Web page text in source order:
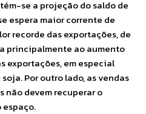
se a projeção do saldo de
espera maior corrente de
recorde das exportações, de
principalmente ao aumento
exportações, em especial
Por outro lado, as vendas
não devem recuperar o
espaço.